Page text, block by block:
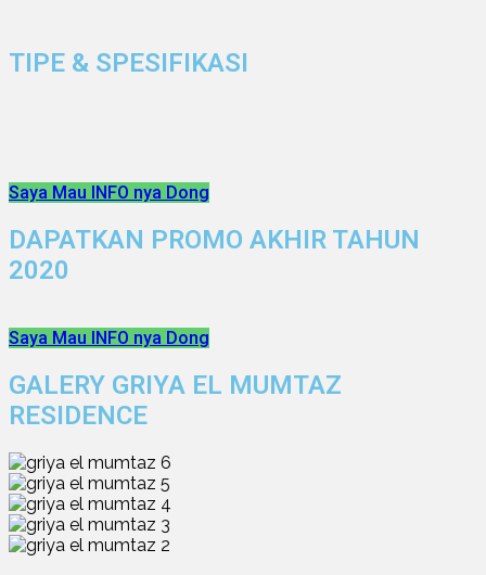
TIPE & SPESIFIKASI
Saya Mau INFO nya Dong
DAPATKAN PROMO AKHIR TAHUN
2020
Saya Mau INFO nya Dong
GALERY GRIYA EL MUMTAZ
RESIDENCE